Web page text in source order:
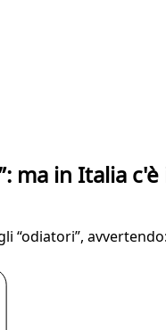
ma in Italia
“odiatori”,